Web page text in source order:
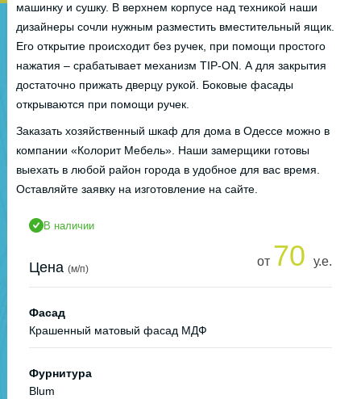
машинку и сушку. В верхнем корпусе над техникой наши
дизайнеры сочли нужным разместить вместительный ящик.
Его открытие происходит без ручек, при помощи простого
нажатия – срабатывает механизм TIP-ON. А для закрытия
достаточно прижать дверцу рукой. Боковые фасады
открываются при помощи ручек.
Заказать хозяйственный шкаф для дома в Одессе можно в
компании «Колорит Мебель». Наши замерщики готовы
выехать в любой район города в удобное для вас время.
Оставляйте заявку на изготовление на сайте.
В наличии
Цена (м/п)
от 70 у.е.
Фасад
Крашенный матовый фасад МДФ
Фурнитура
Blum